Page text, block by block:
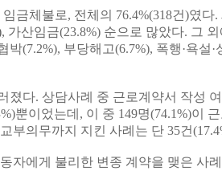
금체불로, 전체의 76.4%(318건)였다
가산임금(23.8%) 순으로 많았다. 그
박(7.2%), 부당해고(6.7%), 폭행·욕설
졌다. 상담사례 중 근로계약서 작성
뿐이었는데, 이 중 149명(74.1%)이
부의무까지 지킨 사례는 단 35건
자에게 불리한 변종 계약을 맺은 사